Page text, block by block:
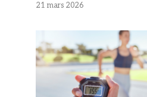
21 mars 2026